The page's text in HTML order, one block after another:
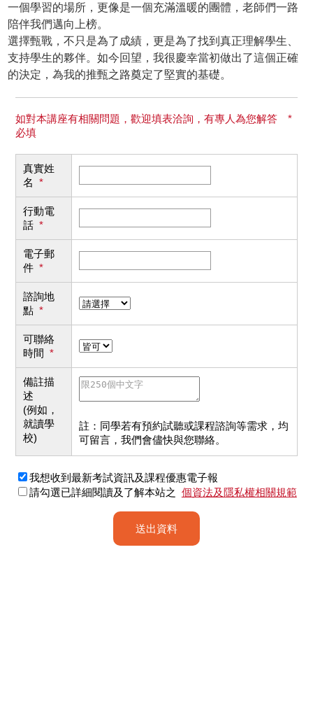
一個學習的場所，更像是一個充滿溫暖的團體，老師們一路
陪伴我們邁向上榜。
選擇甄戰，不只是為了成績，更是為了找到真正理解學生、
支持學生的夥伴。如今回望，我很慶幸當初做出了這個正確
的決定，為我的推甄之路奠定了堅實的基礎。
如對本講座有相關問題，歡迎填表洽詢，有專人為您解答 *
必填
真實姓
名 *
行動電
話 *
電子郵
件 *
諮詢地
點 *
可聯絡
時間 *
備註描
述
(例如，
就讀學
校)
註：同學若有預約試聽或課程諮詢等需求，均
可留言，我們會儘快與您聯絡。
我想收到最新考試資訊及課程優惠電子報
請勾選已詳細閱讀及了解本站之 個資法及隱私權相關規範
送出資料